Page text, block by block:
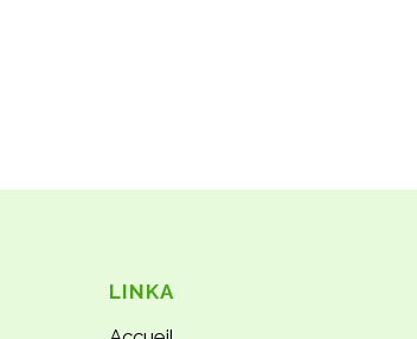
LINKA